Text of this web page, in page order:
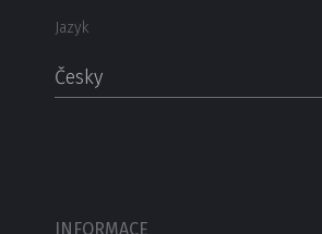
Jazyk
Česky
INFORMACE